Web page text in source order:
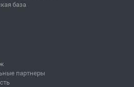
база
партнеры